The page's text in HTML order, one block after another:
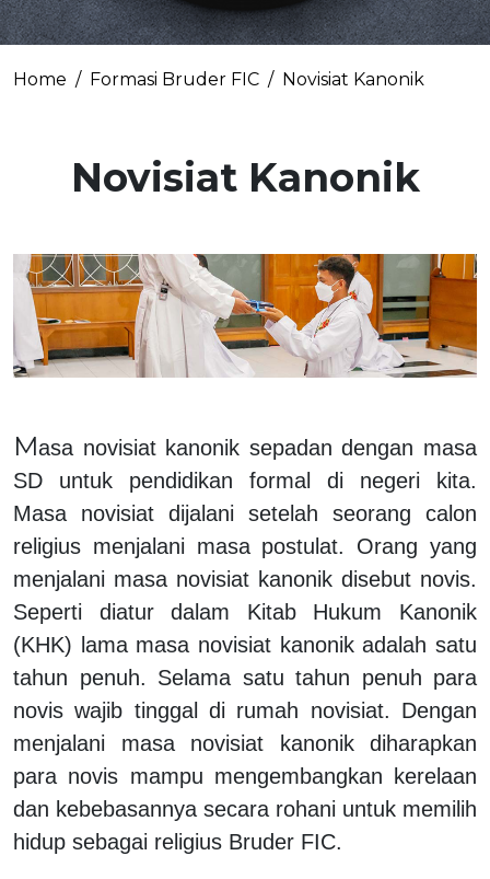
Home Formasi Bruder FIC Novisiat Kanonik
Novisiat Kanonik
Masa novisiat kanonik sepadan dengan masa
SD untuk pendidikan formal di negeri kita.
Masa novisiat dijalani setelah seorang calon
religius menjalani masa postulat. Orang yang
menjalani masa novisiat kanonik disebut novis.
Seperti diatur dalam Kitab Hukum Kanonik
(KHK) lama masa novisiat kanonik adalah satu
tahun penuh. Selama satu tahun penuh para
novis wajib tinggal di rumah novisiat. Dengan
menjalani masa novisiat kanonik diharapkan
para novis mampu mengembangkan kerelaan
dan kebebasannya secara rohani untuk memilih
hidup sebagai religius Bruder FIC.